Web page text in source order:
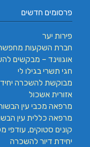
פרסומים חדשים
פירות יער
חברת השקעות
אוגווינד – מבקשים להשכיר
חגי תשרי בגילו לי
מבוקשת להשכרה
אזורית אשכול
מרפאה מכבי עין
מרפאה כללית עין
קונים סטוקים, עודפי
יחידת דיור להשכרה